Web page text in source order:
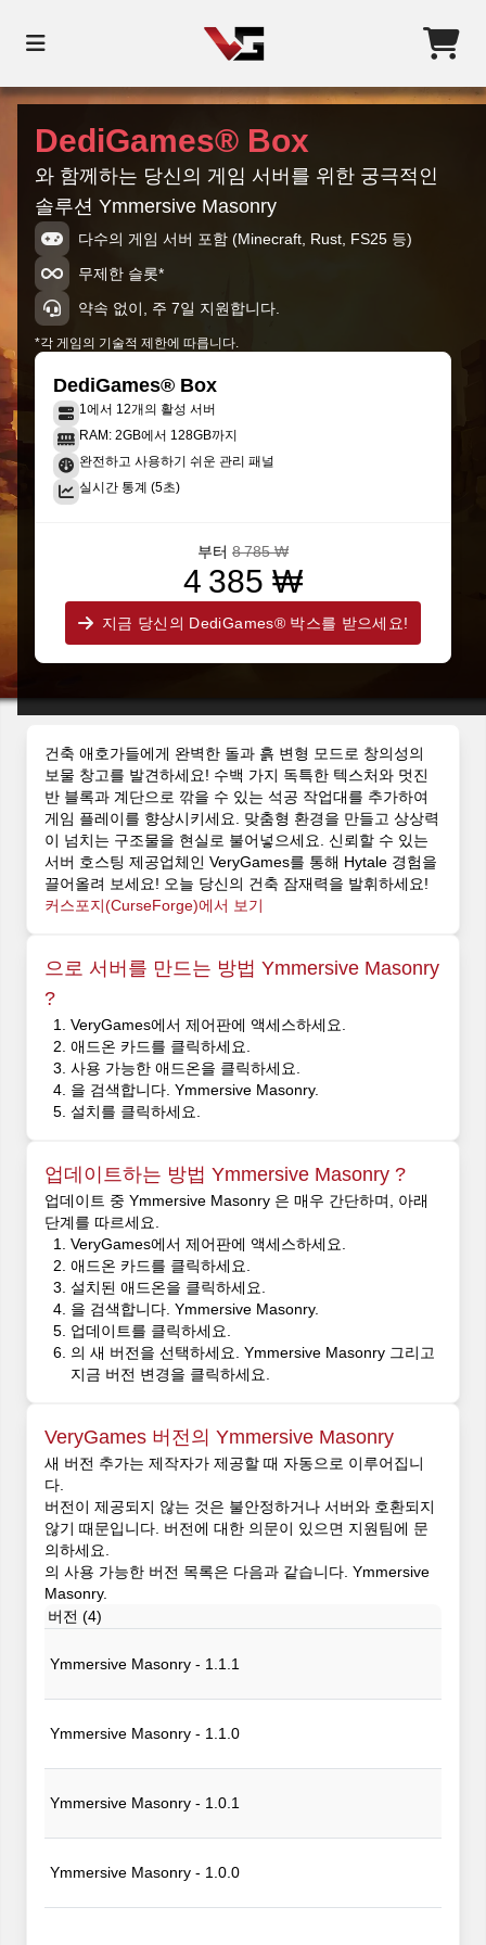
DediGames® Box
와 함께하는 당신의 게임 서버를 위한 궁극적인
솔루션 Ymmersive Masonry
다수의 게임 서버 포함 (Minecraft, Rust, FS25 등)
무제한 슬롯*
약속 없이, 주 7일 지원합니다.
*각 게임의 기술적 제한에 따릅니다.
DediGames® Box
1에서 12개의 활성 서버
RAM: 2GB에서 128GB까지
완전하고 사용하기 쉬운 관리 패널
실시간 통계 (5초)
부터 8 785 ₩
4 385 ₩
지금 당신의 DediGames® 박스를 받으세요!
건축 애호가들에게 완벽한 돌과 흙 변형 모드로 창의성의
보물 창고를 발견하세요! 수백 가지 독특한 텍스처와 멋진
반 블록과 계단으로 깎을 수 있는 석공 작업대를 추가하여
게임 플레이를 향상시키세요. 맞춤형 환경을 만들고 상상력
이 넘치는 구조물을 현실로 불어넣으세요. 신뢰할 수 있는
서버 호스팅 제공업체인 VeryGames를 통해 Hytale 경험을
끌어올려 보세요! 오늘 당신의 건축 잠재력을 발휘하세요!
커스포지(CurseForge)에서 보기
으로 서버를 만드는 방법 Ymmersive Masonry
?
VeryGames에서 제어판에 액세스하세요.
애드온 카드를 클릭하세요.
사용 가능한 애드온을 클릭하세요.
을 검색합니다. Ymmersive Masonry.
설치를 클릭하세요.
업데이트하는 방법 Ymmersive Masonry ?
업데이트 중 Ymmersive Masonry 은 매우 간단하며, 아래
단계를 따르세요.
VeryGames에서 제어판에 액세스하세요.
애드온 카드를 클릭하세요.
설치된 애드온을 클릭하세요.
을 검색합니다. Ymmersive Masonry.
업데이트를 클릭하세요.
의 새 버전을 선택하세요. Ymmersive Masonry 그리고
지금 버전 변경을 클릭하세요.
VeryGames 버전의 Ymmersive Masonry
새 버전 추가는 제작자가 제공할 때 자동으로 이루어집니
다.
버전이 제공되지 않는 것은 불안정하거나 서버와 호환되지
않기 때문입니다. 버전에 대한 의문이 있으면 지원팀에 문
의하세요.
의 사용 가능한 버전 목록은 다음과 같습니다. Ymmersive
Masonry.
버전 (4)
Ymmersive Masonry - 1.1.1
Ymmersive Masonry - 1.1.0
Ymmersive Masonry - 1.0.1
Ymmersive Masonry - 1.0.0